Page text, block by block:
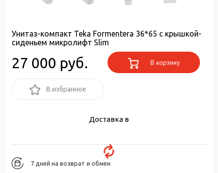
Унитаз-компакт Teka Formentera 36*65 с крышкой-
сиденьем микролифт Slim
27 000 руб. В корзину
В избранное
Доставка в
7 дней на возврат и обмен